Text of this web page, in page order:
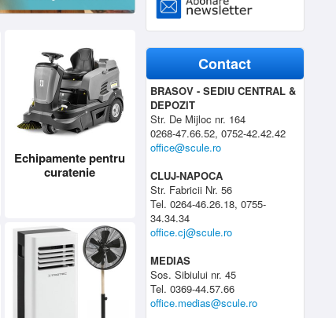
Echipamente pentru
curatenie
Contact
BRASOV - SEDIU CENTRAL &
DEPOZIT
Str. De Mijloc nr. 164
0268-47.66.52, 0752-42.42.42
office@scule.ro
CLUJ-NAPOCA
Str. Fabricii Nr. 56
Tel. 0264-46.26.18, 0755-
34.34.34
office.cj@scule.ro
MEDIAS
Sos. Sibiului nr. 45
Tel. 0369-44.57.66
office.medias@scule.ro